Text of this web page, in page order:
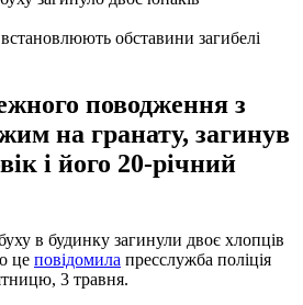
обставини загибелі
поводження з
на гранату, загинув
і його 20-річний
в будинку загинули двоє хлопців
це повідомила пресслужба поліція
3 травня.